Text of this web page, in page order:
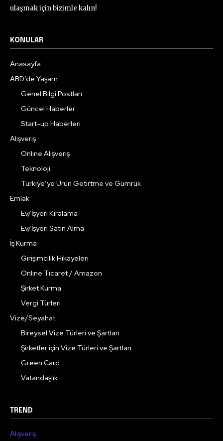
ulaşmak için bizimle kalın!
KONULAR
Anasayfa
ABD’de Yaşam
Genel Bilgi Postları
Güncel Haberler
Start-up Haberleri
Alışveriş
Online Alışveriş
Teknoloji
Türkiye’ye Ürün Getirtme ve Gümrük
Emlak
Ev/İşyeri Kiralama
Ev/İşyeri Satın Alma
İş Kurma
Girişimcilik Hikayeleri
Online Ticaret / Amazon
Şirket Kurma
Vergi Türleri
Vize/Seyahat
Bireysel Vize Türleri ve Şartları
Şirketler için Vize Türleri ve Şartları
Green Card
Vatandaşlık
TREND
Alışveriş